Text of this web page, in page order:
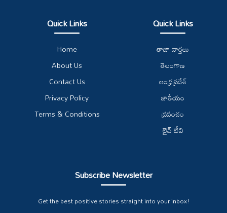
Quick Links
Home
About Us
Contact Us
Privacy Policy
Terms & Conditions
Quick Links
తాజా వార్తలు
తెలంగాణ
ఆంధ్రప్రదేశ్
జాతీయం
ప్రపంచం
లైవ్ టీవి
Subscribe Newsletter
Get the best positive stories straight into your inbox!